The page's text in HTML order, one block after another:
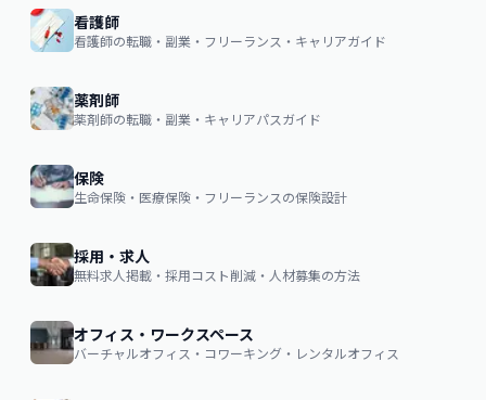
看護師
看護師の転職・副業・フリーランス・キャリアガイド
薬剤師
薬剤師の転職・副業・キャリアパスガイド
保険
生命保険・医療保険・フリーランスの保険設計
採用・求人
無料求人掲載・採用コスト削減・人材募集の方法
オフィス・ワークスペース
バーチャルオフィス・コワーキング・レンタルオフィス